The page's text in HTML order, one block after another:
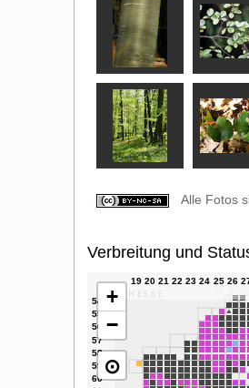
Alle Fotos
Verbreitung und
+
−
⊙